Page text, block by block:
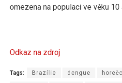
omezena na populaci ve věku 10
Odkaz na zdroj
Tags: Brazílie dengue